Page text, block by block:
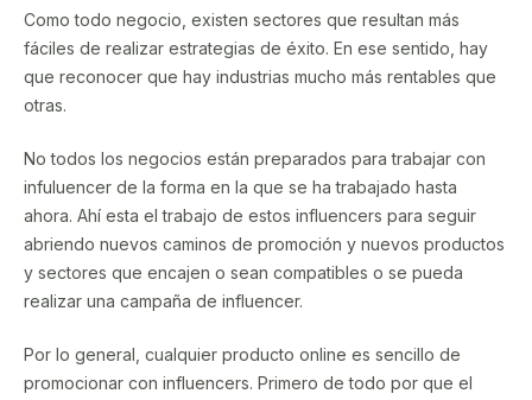
Como todo negocio, existen sectores que resultan más
fáciles de realizar estrategias de éxito. En ese sentido, hay
que reconocer que hay industrias mucho más rentables que
otras.
No todos los negocios están preparados para trabajar con
infuluencer de la forma en la que se ha trabajado hasta
ahora. Ahí esta el trabajo de estos influencers para seguir
abriendo nuevos caminos de promoción y nuevos productos
y sectores que encajen o sean compatibles o se pueda
realizar una campaña de influencer.
Por lo general, cualquier producto online es sencillo de
promocionar con influencers. Primero de todo por que el